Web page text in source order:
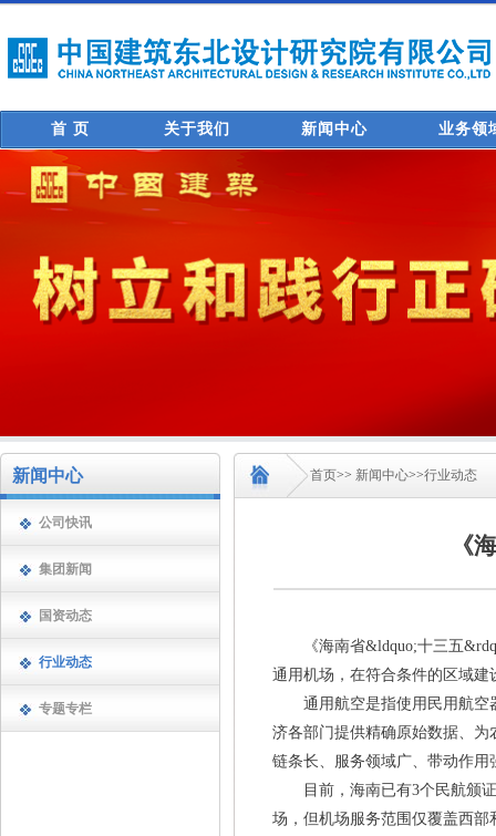
首 页 关于我们 新闻中心 业务领
新闻中心
公司快讯
集团新闻
国资动态
行业动态
专题专栏
首页>> 新闻中心>>行业动态
《
《海南省&ldquo;十三五
通用机场，在符合条件的区域
通用航空是指使用民用航空器
济各部门提供精确原始数据、
链条长、服务领域广、带动作用
目前，海南已有3个民航颁证
场，但机场服务范围仅覆盖西